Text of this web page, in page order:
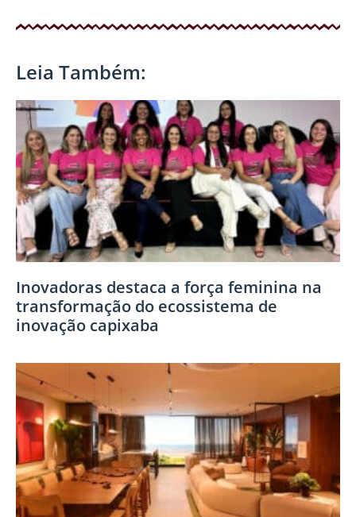
Leia Também:
Inovadoras destaca a força feminina na
transformação do ecossistema de
inovação capixaba